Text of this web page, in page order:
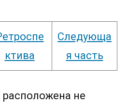
ктива
Следующа
я часть
не